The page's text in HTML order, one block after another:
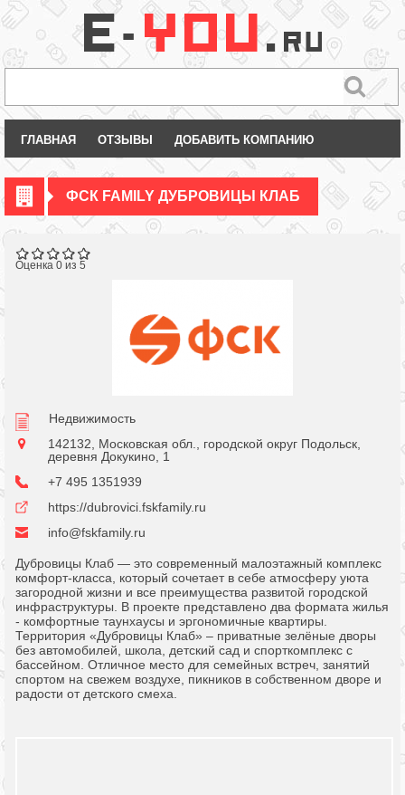
ГЛАВНАЯ ОТЗЫВЫ ДОБАВИТЬ КОМПАНИЮ
ФСК FAMILY ДУБРОВИЦЫ КЛАБ
Оценка 0 из 5
Недвижимость
142132, Московская обл., городской округ Подольск,
деревня Докукино, 1
+7 495 1351939
https://dubrovici.fskfamily.ru
info@fskfamily.ru
Дубровицы Клаб — это современный малоэтажный комплекс
комфорт-класса, который сочетает в себе атмосферу уюта
загородной жизни и все преимущества развитой городской
инфраструктуры. В проекте представлено два формата жилья
- комфортные таунхаусы и эргономичные квартиры.
Территория «Дубровицы Клаб» – приватные зелёные дворы
без автомобилей, школа, детский сад и спорткомплекс с
бассейном. Отличное место для семейных встреч, занятий
спортом на свежем воздухе, пикников в собственном дворе и
радости от детского смеха.